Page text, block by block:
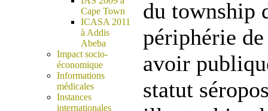
Cape Town
ICASA 2011
à Addis
Abeba
Impact socio-
économique
Informations
médicales
Instances
internationales
du township
périphérie
avoir
statut